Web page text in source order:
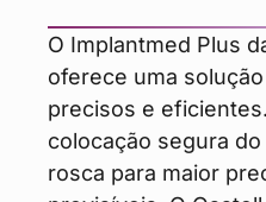
O Implantmed Plus
oferece uma
precisos e
colocação segura
rosca para maior